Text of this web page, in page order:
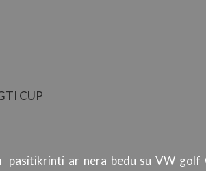
CUP
ar nera bedu su VW golf